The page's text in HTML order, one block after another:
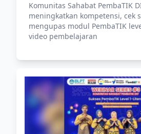
Komunitas Sahabat PembaTIK
meningkatkan kompetensi, cek
mengupas modul PembaTIK
video pembelajaran